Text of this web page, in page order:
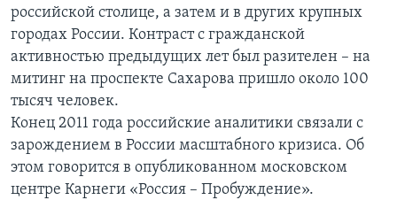
Learning English
СОЦИАЛЬНЫЕ СЕТИ
Языки
российской столице, а затем и в других крупных
городах России. Контраст с гражданской
активностью предыдущих лет был разителен – на
митинг на проспекте Сахарова пришло около 100
тысяч человек.
Конец 2011 года российские аналитики связали с
зарождением в России масштабного кризиса. Об
этом говорится в опубликованном московском
центре Карнеги «Россия – Пробуждение».